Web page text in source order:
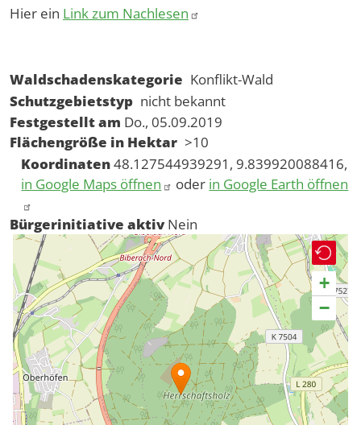
Hier ein Link zum Nachlesen
Waldschadenskategorie Konflikt-Wald
Schutzgebietstyp nicht bekannt
Festgestellt am Do., 05.09.2019
Flächengröße in Hektar >10
Koordinaten48.127544939291, 9.839920088416,
in Google Maps öffnen
oder in Google Earth öffnen
Bürgerinitiative aktiv Nein
+
−